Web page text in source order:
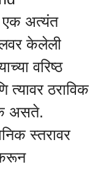
अत्यंत
केलेली
वरिष्ठ
त्यावर ठराविक
असते.
स्तरावर